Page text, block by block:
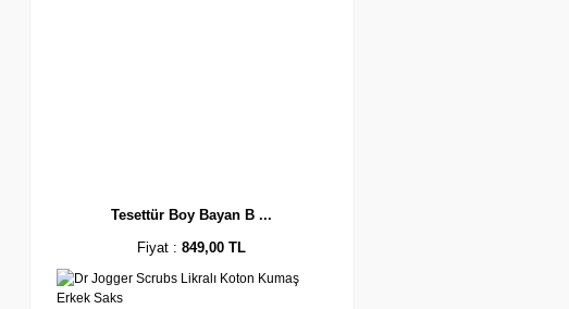
Tesettür Boy Bayan B ...
Fiyat :849,00 TL